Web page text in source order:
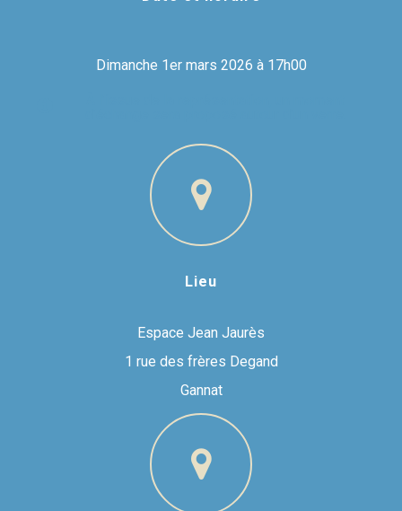
Dimanche 1er mars 2026 à 17h00
Lieu
Espace Jean Jaurès
1 rue des frères Degand
Gannat